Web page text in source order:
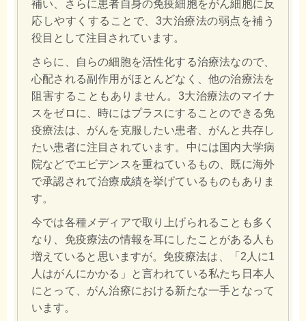
補い、さらに患者自身の免疫細胞をがん細胞に反
応しやすくすることで、3大治療法の弱点を補う
役目として注目されています。
さらに、自らの細胞を活性化する治療法なので、
心配される副作用がほとんどなく、他の治療法を
阻害することもありません。3大治療法のマイナ
スをゼロに、時にはプラスにすることのできる免
疫療法は、がんを克服したい患者、がんと共存し
たい患者に注目されています。中には国内大学病
院などでエビデンスを重ねているもの、既に海外
で承認されて治療成績を挙げているものもありま
す。
今では各種メディアで取り上げられることも多く
なり、免疫療法の情報を耳にしたことがある人も
増えていると思いますが。免疫療法は、「2人に1
人はがんにかかる」と言われている私たち日本人
にとって、がん治療における新たな一手となって
います。